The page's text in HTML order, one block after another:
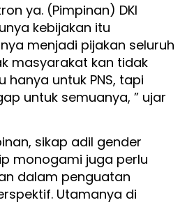
ya. (Pimpinan) DKI
kebijakan itu
menjadi pijakan seluruh
masyarakat kan tidak
hanya untuk PNS, tapi
untuk semuanya, ” ujar
sikap adil gender
monogami juga perlu
dalam penguatan
Utamanya di